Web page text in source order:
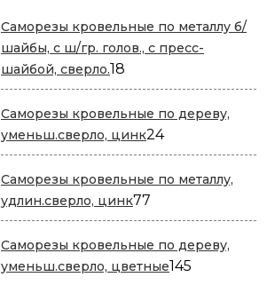
Саморезы кровельные по металлу б/
шайбы, с ш/гр. голов., с пресс-
шайбой, сверло.18
товаров
Саморезы кровельные по дереву,
уменьш.сверло, цинк2424
товара
Саморезы кровельные по металлу,
удлин.сверло, цинк77
товаров
Саморезы кровельные по дереву,
уменьш.сверло, цветные145